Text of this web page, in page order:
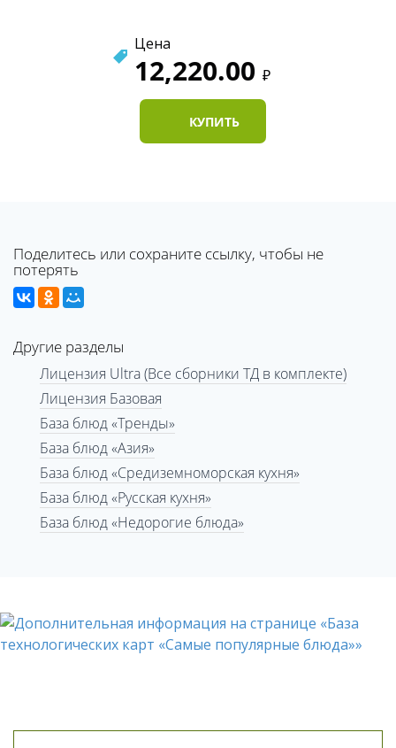
12,220.00 ₽
Цена
КУПИТЬ
Поделитесь или сохраните ссылку, чтобы не
потерять
Другие разделы
Лицензия Ultra (Все сборники ТД в комплекте)
Лицензия Базовая
База блюд «Тренды»
База блюд «Азия»
База блюд «Средиземноморская кухня»
База блюд «Русская кухня»
База блюд «Недорогие блюда»